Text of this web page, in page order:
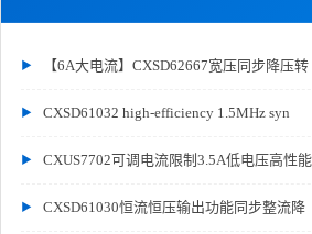
【6A大电流】CXSD62667宽压同步降压转
CXSD61032 high-efficiency 1.5MHz syn
CXUS7702可调电流限制3.5A低电压高性能
CXSD61030恒流恒压输出功能同步整流降